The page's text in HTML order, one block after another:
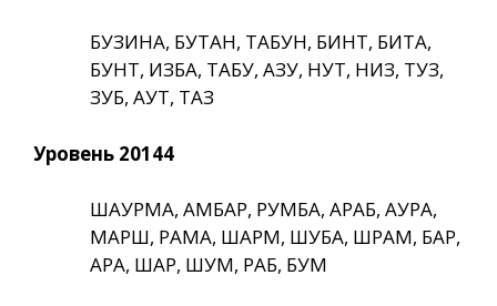
БУЗИНА, БУТАН, ТАБУН, БИНТ, БИТА,
БУНТ, ИЗБА, ТАБУ, АЗУ, НУТ, НИЗ, ТУЗ,
ЗУБ, АУТ, ТАЗ
Уровень 20144
ШАУРМА, АМБАР, РУМБА, АРАБ, АУРА,
МАРШ, РАМА, ШАРМ, ШУБА, ШРАМ, БАР,
АРА, ШАР, ШУМ, РАБ, БУМ